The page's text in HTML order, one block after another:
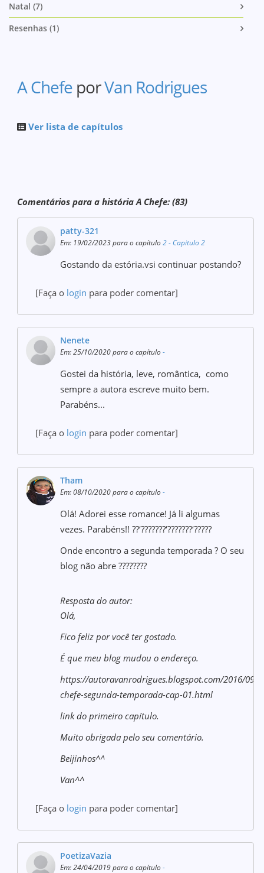
Natal (7)
Resenhas (1)
A Chefe porVan Rodrigues
Ver lista de capítulos
Comentários para a história A Chefe: (83)
patty-321
Em: 19/02/2023 para o capítulo2 - Capitulo 2
Gostando da estória.vsi continuar postando?
[Faça o login para poder comentar]
Nenete
Em: 25/10/2020 para o capítulo-
Gostei da história, leve, romântica, como
sempre a autora escreve muito bem.
Parabéns...
[Faça o login para poder comentar]
Tham
Em: 08/10/2020 para o capítulo-
Olá! Adorei esse romance! Já li algumas
vezes. Parabéns!! ??‘???????‘???????‘?????
Onde encontro a segunda temporada ? O seu
blog não abre ????????
Resposta do autor:
Olá,
Fico feliz por você ter gostado.
É que meu blog mudou o endereço.
https://autoravanrodrigues.blogspot.com/2016/09/
chefe-segunda-temporada-cap-01.html
link do primeiro capítulo.
Muito obrigada pelo seu comentário.
Beijinhos^^
Van^^
[Faça o login para poder comentar]
PoetizaVazia
Em: 24/04/2019 para o capítulo-